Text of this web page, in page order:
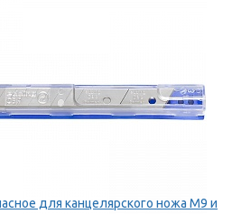
для канцелярского ножа M9 и